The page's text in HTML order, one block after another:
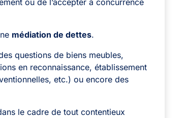
ou de l’accepter à concurrence
médiation de dettes.
questions de biens meubles,
en reconnaissance, établissement
etc.) ou encore des
le cadre de tout contentieux